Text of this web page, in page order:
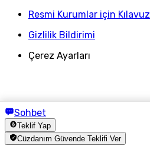
Sohbet
Teklif Yap
Cüzdanım Güvende Teklifi Ver
Resmi Kurumlar için Kılavuz
Gizlilik Bildirimi
Çerez Ayarları